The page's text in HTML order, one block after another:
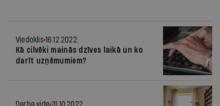
Viedoklis 16.12.2022.
Kā cilvēki mainās dzīves laikā un ko
darīt uzņēmumiem?
Darba vide 31.10.2022.